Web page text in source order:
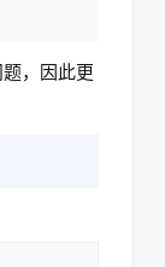
，因此更